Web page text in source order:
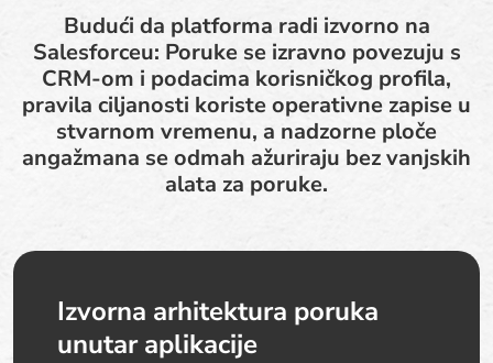
Budući da platforma radi izvorno na
Salesforceu: Poruke se izravno povezuju s
CRM-om i podacima korisničkog profila,
pravila ciljanosti koriste operativne zapise u
stvarnom vremenu, a nadzorne ploče
angažmana se odmah ažuriraju bez vanjskih
alata za poruke.
Izvorna arhitektura poruka
unutar aplikacije